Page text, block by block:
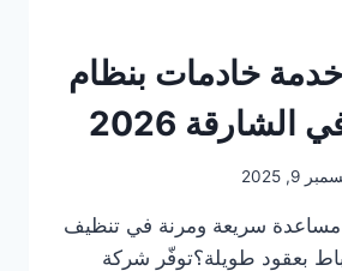
خادمات بنظام
2026
9, 2025
مساعدة سريعة ومرنة في تنظيف
بعقود طويلة؟توفّر شركة